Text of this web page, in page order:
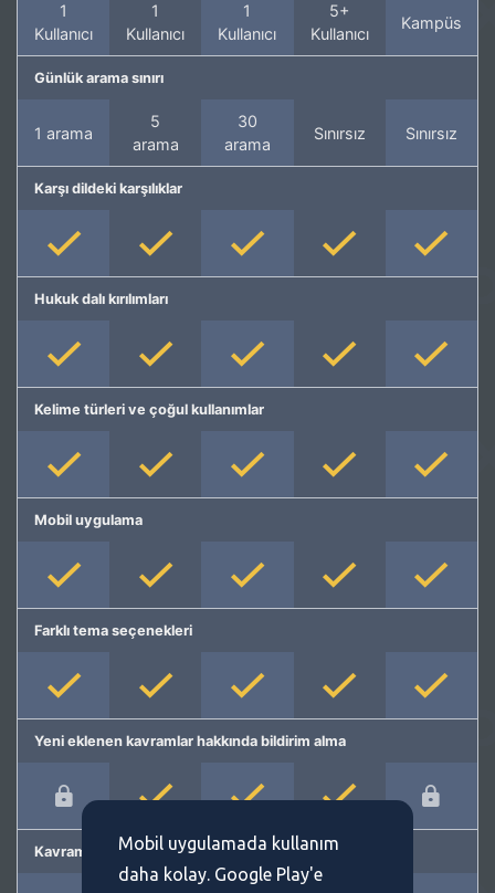
1
Kullanıcı
1
Kullanıcı
1
Kullanıcı
5+
Kullanıcı
Kampüs
Günlük arama sınırı
1 arama
5
arama
30
arama
Sınırsız Sınırsız
Karşı dildeki karşılıklar
Hukuk dalı kırılımları
Kelime türleri ve çoğul kullanımlar
Mobil uygulama
Farklı tema seçenekleri
Yeni eklenen kavramlar hakkında bildirim alma
Kavram önermeMobil uygulamada kullanım
daha kolay. Google Play'e